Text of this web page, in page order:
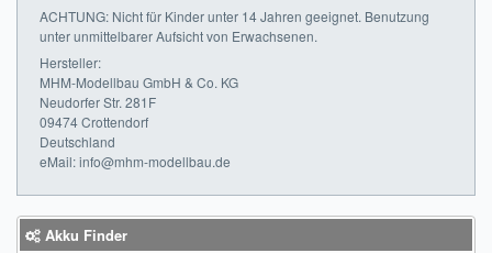
WARENKORB
ACHTUNG: Nicht für Kinder unter 14 Jahren geeignet. Benutzung
unter unmittelbarer Aufsicht von Erwachsenen.
Hersteller:
MHM-Modellbau GmbH & Co. KG
Neudorfer Str. 281F
09474 Crottendorf
Deutschland
eMail: info@mhm-modellbau.de
Akku Finder